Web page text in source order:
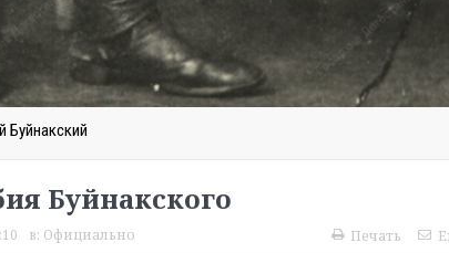
Буйнакский
Буйнакского
в: Официально Печать